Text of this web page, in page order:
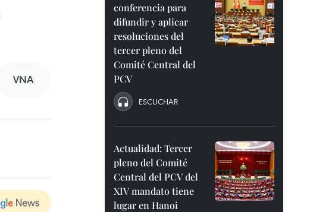
VNA
conferencia para
difundir y aplicar
resoluciones del
tercer pleno del
Comité Central del
PCV
ESCUCHAR
Actualidad: Tercer
pleno del Comité
Central del PCV del
XIV mandato tiene
lugar en Hanoi